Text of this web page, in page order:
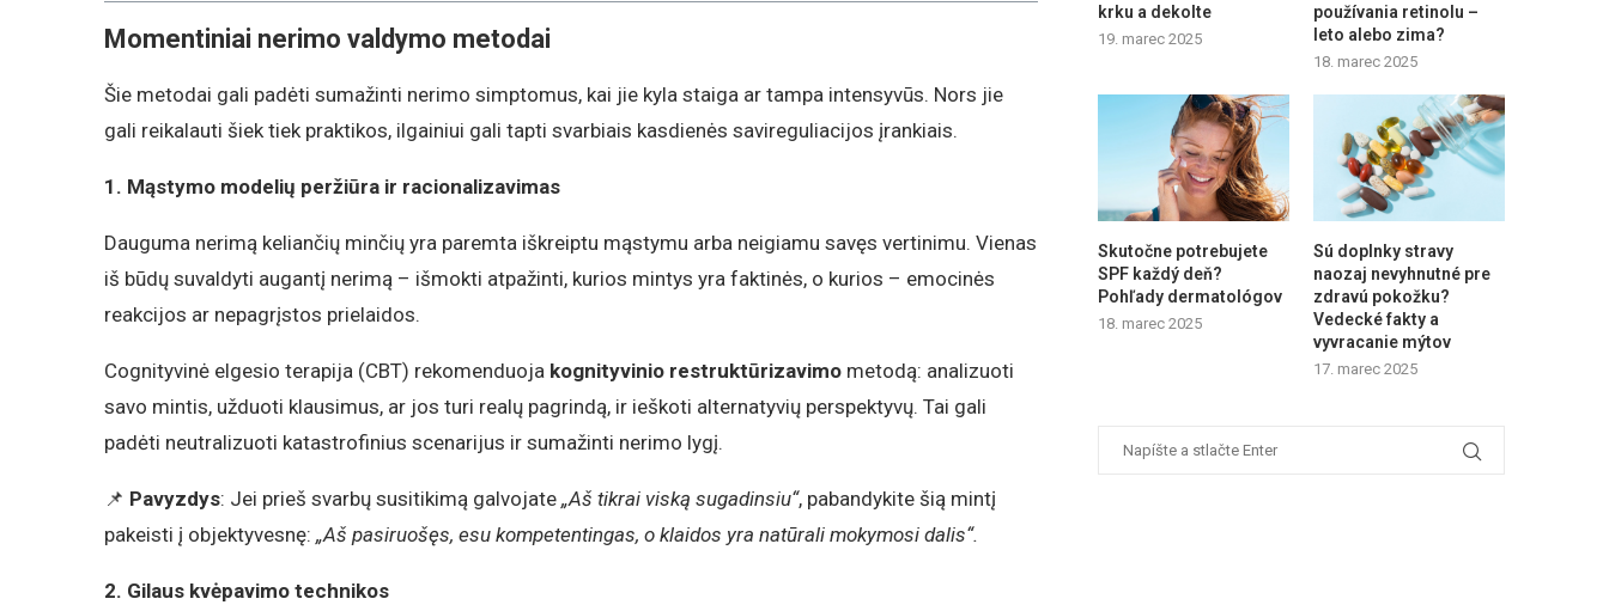
Momentiniai nerimo valdymo metodai
Šie metodai gali padėti sumažinti nerimo simptomus, kai jie kyla staiga ar tampa intensyvūs. Nors jie
gali reikalauti šiek tiek praktikos, ilgainiui gali tapti svarbiais kasdienės savireguliacijos įrankiais.
1. Mąstymo modelių peržiūra ir racionalizavimas
Dauguma nerimą keliančių minčių yra paremta iškreiptu mąstymu arba neigiamu savęs vertinimu. Vienas
iš būdų suvaldyti augantį nerimą – išmokti atpažinti, kurios mintys yra faktinės, o kurios – emocinės
reakcijos ar nepagrįstos prielaidos.
Cognityvinė elgesio terapija (CBT) rekomenduoja kognityvinio restruktūrizavimo metodą: analizuoti
savo mintis, užduoti klausimus, ar jos turi realų pagrindą, ir ieškoti alternatyvių perspektyvų. Tai gali
padėti neutralizuoti katastrofinius scenarijus ir sumažinti nerimo lygį.
📌 Pavyzdys: Jei prieš svarbų susitikimą galvojate „Aš tikrai viską sugadinsiu“, pabandykite šią mintį
pakeisti į objektyvesnę: „Aš pasiruošęs, esu kompetentingas, o klaidos yra natūrali mokymosi dalis“.
2. Gilaus kvėpavimo technikos
krku a dekolte
19. marec 2025
používania retinolu –
leto alebo zima?
18. marec 2025
Skutočne potrebujete
SPF každý deň?
Pohľady dermatológov
18. marec 2025
Sú doplnky stravy
naozaj nevyhnutné pre
zdravú pokožku?
Vedecké fakty a
vyvracanie mýtov
17. marec 2025